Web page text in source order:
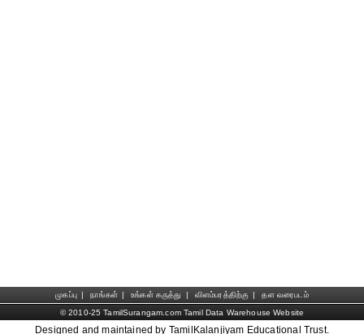
முகப்பு | நாங்கள் | உங்கள் கருத்து | விளம்பரத்திற்கு |
தள வரைபடம்
© 2010-25 TamilSurangam.com Tamil Data Warehouse Website
Designed and maintained by TamilKalanjiyam Educational Trust.